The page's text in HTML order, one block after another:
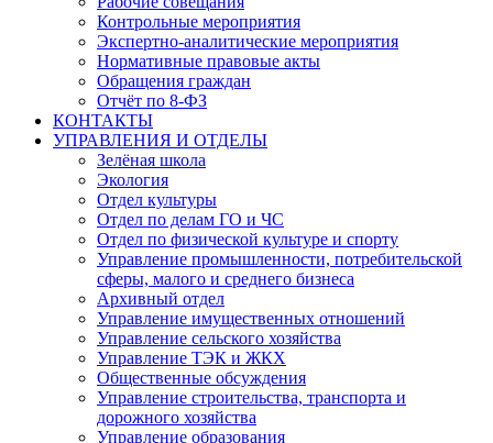
Контрольные мероприятия
Экспертно-аналитические мероприятия
Нормативные правовые акты
Обращения граждан
Отчёт по 8-ФЗ
КОНТАКТЫ
УПРАВЛЕНИЯ И ОТДЕЛЫ
Зелёная школа
Экология
Отдел культуры
Отдел по делам ГО и ЧС
Отдел по физической культуре и спорту
Управление промышленности, потребительской
сферы, малого и среднего бизнеса
Архивный отдел
Управление имущественных отношений
Управление сельского хозяйства
Управление ТЭК и ЖКХ
Общественные обсуждения
Управление строительства, транспорта и
дорожного хозяйства
Управление образования